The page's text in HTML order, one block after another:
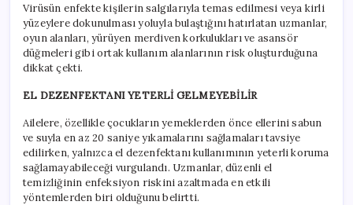
Virüsün enfekte kişilerin salgılarıyla temas edilmesi veya kirli
yüzeylere dokunulması yoluyla bulaştığını hatırlatan uzmanlar,
oyun alanları, yürüyen merdiven korkulukları ve asansör
düğmeleri gibi ortak kullanım alanlarının risk oluşturduğuna
dikkat çekti.
EL DEZENFEKTANI YETERLİ GELMEYEBİLİR
Ailelere, özellikle çocukların yemeklerden önce ellerini sabun
ve suyla en az 20 saniye yıkamalarını sağlamaları tavsiye
edilirken, yalnızca el dezenfektanı kullanımının yeterli koruma
sağlamayabileceği vurgulandı. Uzmanlar, düzenli el
temizliğinin enfeksiyon riskini azaltmada en etkili
yöntemlerden biri olduğunu belirtti.